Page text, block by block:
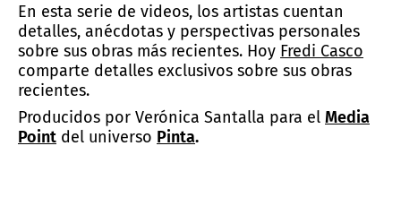
En esta serie de videos, los artistas cuentan
detalles, anécdotas y perspectivas personales
sobre sus obras más recientes. Hoy Fredi Casco
comparte detalles exclusivos sobre sus obras
recientes.
Producidos por Verónica Santalla para el Media
Point del universo Pinta.